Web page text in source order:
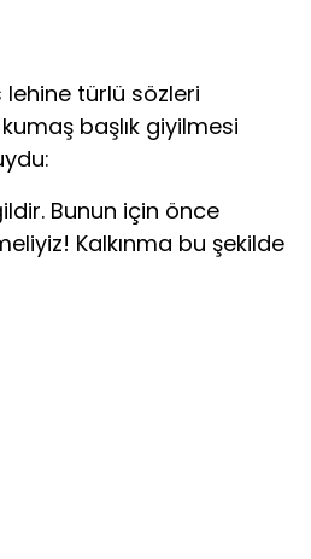
türlü sözleri
başlık giyilmesi
Bunun için önce
Kalkınma bu şekilde